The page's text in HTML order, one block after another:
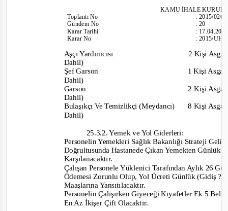
KAMU İHALE
ToplantıNo
Gündem No
Karar Tarihi
Karar No
:2015/026
:20
:
:2015/
Aşçı Yardımcısı
2 Kişi
Dahil)
Şef Garson
Dahil)
Garson
Dahil)
1 Kişi
2 Kişi
8 Kişi
Bulaşıkçı Ve Temizlikçi (Meydancı)
Dahil)
25.3.2. Yemek ve Yol Giderleri:
Personelin Yemekleri Sağlık Bakanlığı Strateji
Doğrultusunda Hastanede Çıkan Yemekten
Karşılanacaktır.
Çalışan Personele Yüklenici Tarafından Aylık 26
Ödemesi Zorunlu Olup, Yol Ücreti Günlük (Gidiş
Maaşlarına Yansıtılacaktır.
Personelin Çalışırken Giyeceği Kıyafetler Ek 5
En Az İkişer Çift Olacaktır.